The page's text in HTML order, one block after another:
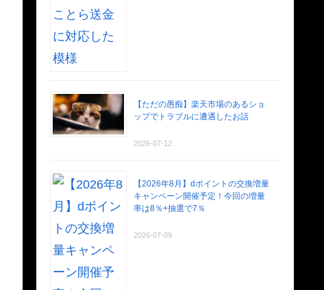
【ただの愚痴】楽天市場のあるショ
ップでトラブルに遭遇したお話
2026-07-12
【2026年8月】dポイントの交換増量
キャンペーン開催予定！今回の増量
率は8％+抽選で7％
2026-07-09